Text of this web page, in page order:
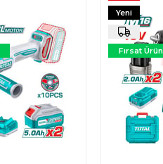
Yeni
Ürün
Fırsat